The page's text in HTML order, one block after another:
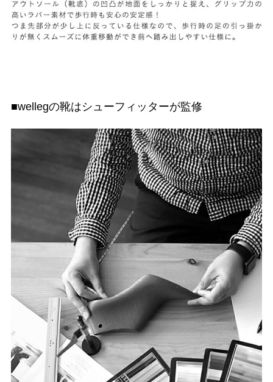
■wellegの靴はシューフィッターが監修